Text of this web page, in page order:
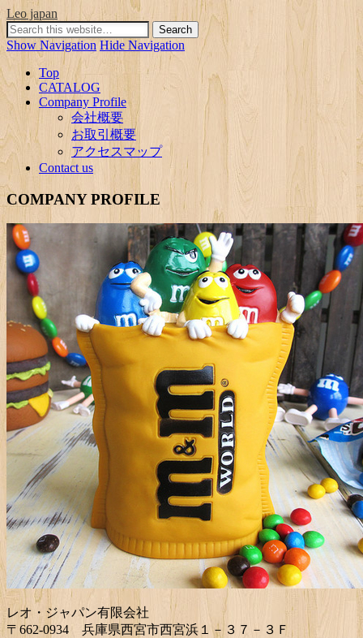
Leo japan
Show Navigation Hide Navigation
Top
CATALOG
Company Profile
会社概要
お取引概要
アクセスマップ
Contact us
COMPANY PROFILE
レオ・ジャパン有限会社
〒662-0934 兵庫県西宮市西宮浜１－３７－３Ｆ